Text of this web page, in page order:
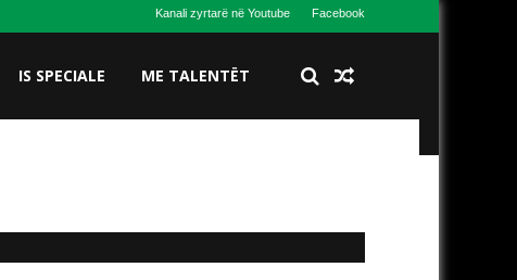
Kanali zyrtarë në Youtube Facebook
IS SPECIALE ME TALENTËT